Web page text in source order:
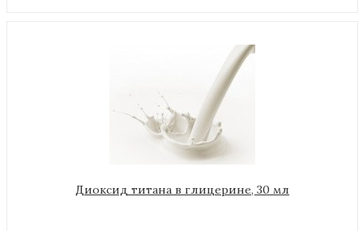
Диоксид титана в глицерине, 30 мл